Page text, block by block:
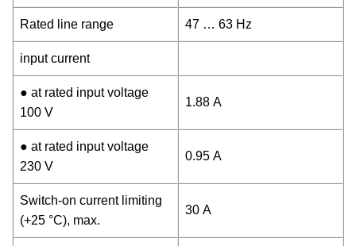
Rated line range 47 … 63 Hz
input current
● at rated input voltage
100 V
1.88 A
● at rated input voltage
230 V
0.95 A
Switch-on current limiting
(+25 °C), max.
30 A